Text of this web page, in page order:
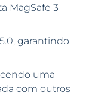
MagSafe 3
garantindo
uma
com outros